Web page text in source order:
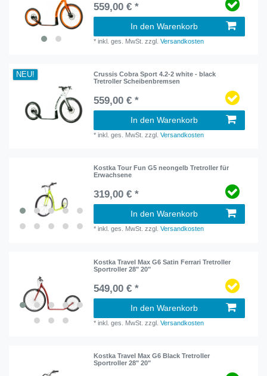
559,00 € *
In den Warenkorb
*inkl. ges. MwSt. zzgl.Versandkosten
NEU!
Crussis Cobra Sport 4.2-2 white - black
Tretroller Scheibenbremsen
559,00 € *
In den Warenkorb
*inkl. ges. MwSt. zzgl.Versandkosten
Kostka Tour Fun G5 neongelb Tretroller für
Erwachsene
319,00 € *
In den Warenkorb
*inkl. ges. MwSt. zzgl.Versandkosten
Kostka Travel Max G6 Satin Ferrari Tretroller
Sportroller 28" 20"
549,00 € *
In den Warenkorb
*inkl. ges. MwSt. zzgl.Versandkosten
Kostka Travel Max G6 Black Tretroller
Sportroller 28" 20"